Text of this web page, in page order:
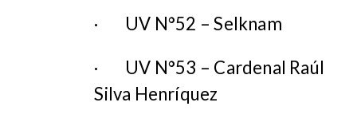
· UV N°52 – Selknam
· UV N°53 – Cardenal Raúl
Silva Henríquez